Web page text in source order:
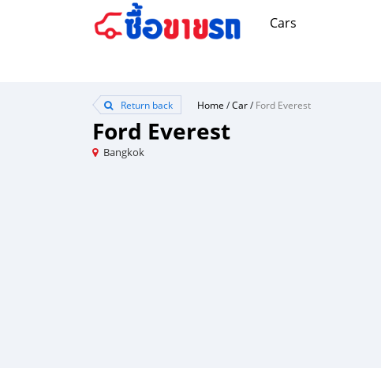
Cars
Return back Home /Car/Ford Everest
Ford Everest
Bangkok